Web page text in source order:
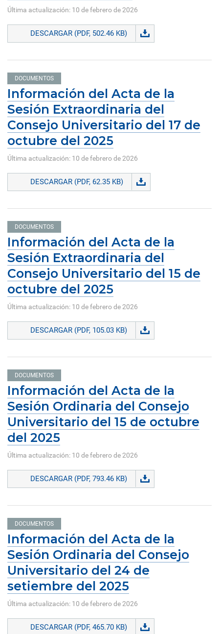
Última actualización: 10 de febrero de 2026
DESCARGAR (PDF, 502.46 KB)
DOCUMENTOS
Información del Acta de la
Sesión Extraordinaria del
Consejo Universitario del 17 de
octubre del 2025
Última actualización: 10 de febrero de 2026
DESCARGAR (PDF, 62.35 KB)
DOCUMENTOS
Información del Acta de la
Sesión Extraordinaria del
Consejo Universitario del 15 de
octubre del 2025
Última actualización: 10 de febrero de 2026
DESCARGAR (PDF, 105.03 KB)
DOCUMENTOS
Información del Acta de la
Sesión Ordinaria del Consejo
Universitario del 15 de octubre
del 2025
Última actualización: 10 de febrero de 2026
DESCARGAR (PDF, 793.46 KB)
DOCUMENTOS
Información del Acta de la
Sesión Ordinaria del Consejo
Universitario del 24 de
setiembre del 2025
Última actualización: 10 de febrero de 2026
DESCARGAR (PDF, 465.70 KB)